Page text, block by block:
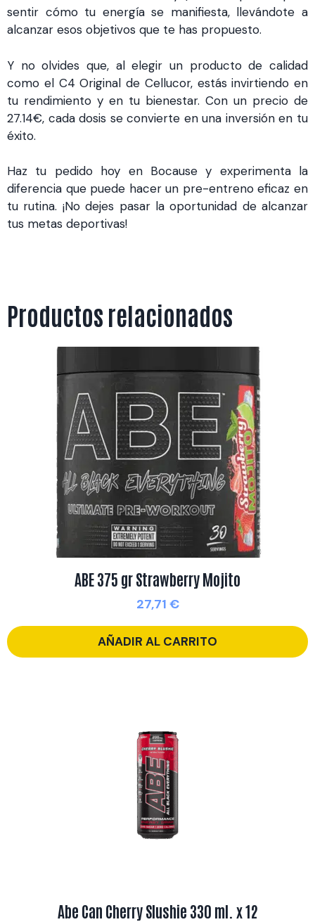
sentir cómo tu energía se manifiesta, llevándote a
alcanzar esos objetivos que te has propuesto.
Y no olvides que, al elegir un producto de calidad
como el C4 Original de Cellucor, estás invirtiendo en
tu rendimiento y en tu bienestar. Con un precio de
27.14€, cada dosis se convierte en una inversión en tu
éxito.
Haz tu pedido hoy en Bocause y experimenta la
diferencia que puede hacer un pre-entreno eficaz en
tu rutina. ¡No dejes pasar la oportunidad de alcanzar
tus metas deportivas!
Productos relacionados
ABE 375 gr Strawberry Mojito
27,71 €
AÑADIR AL CARRITO
Abe Can Cherry Slushie 330 ml. x 12